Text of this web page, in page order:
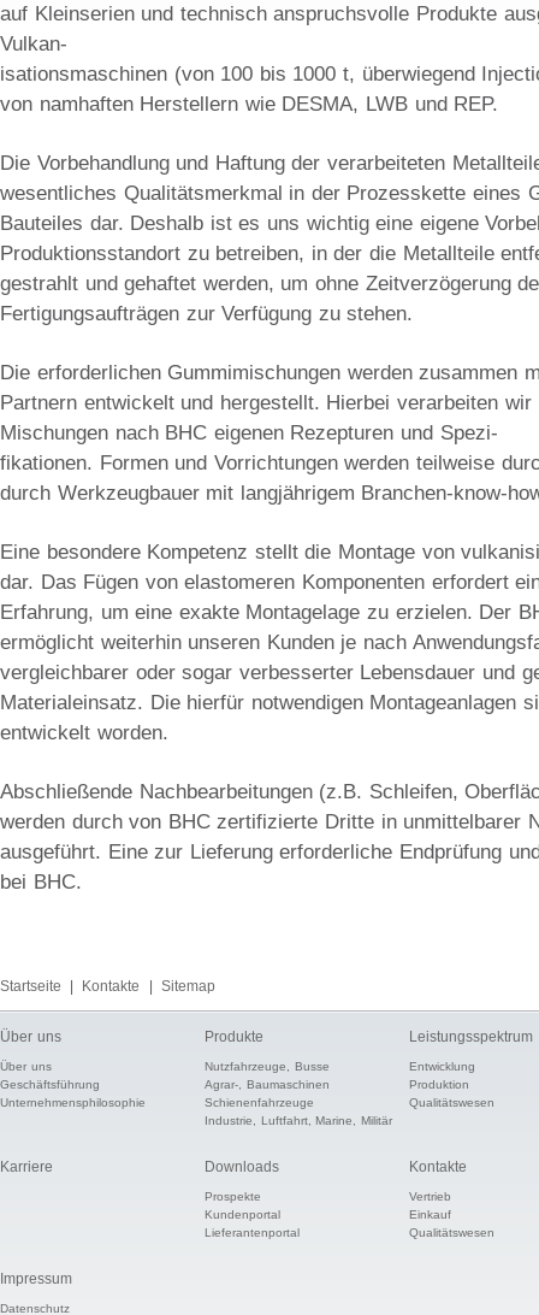
auf Kleinserien und technisch anspruchsvolle Produkte
Vulkan-
isationsmaschinen (von 100 bis 1000 t, überwiegend
von namhaften Herstellern wie DESMA, LWB und REP.
Die Vorbehandlung und Haftung der verarbeiteten
wesentliches Qualitätsmerkmal in der Prozesskette eines
Bauteiles dar. Deshalb ist es uns wichtig eine eigene
Produktionsstandort zu betreiben, in der die Metallteile
gestrahlt und gehaftet werden, um ohne Zeitverzögerung
Fertigungsaufträgen zur Verfügung zu stehen.
Die erforderlichen Gummimischungen werden zusammen
Partnern entwickelt und hergestellt. Hierbei verarbeiten wir
Mischungen nach BHC eigenen Rezepturen und Spezi-
fikationen. Formen und Vorrichtungen werden teilweise
durch Werkzeugbauer mit langjährigem Bran­chen-­k­now­-
Eine besondere Kompetenz stellt die Montage von
dar. Das Fügen von elastomeren Komponenten erfordert
Erfahrung, um eine exakte Montagelage zu erzielen. Der
ermöglicht weiterhin unseren Kunden je nach
vergleichbarer oder sogar verbesserter Lebensdauer und
Materialeinsatz. Die hierfür notwendigen Montageanlagen
entwickelt worden.
Abschließende Nachbearbeitungen (z.B. Schleifen,
werden durch von BHC zertifizierte Dritte in unmittelbarer
ausgeführt. Eine zur Lieferung erforderliche Endprüfung
bei BHC.
Startseite Kontakte Sitemap
Über uns
Über uns
Geschäftsführung
Unternehmensphilosophie
Produkte
Nutzfahrzeuge, Busse
Agrar-, Baumaschinen
Schienenfahrzeuge
Industrie, Luftfahrt, Marine, Militär
Leistungsspektrum
Entwicklung
Produktion
Qualitätswesen
Karriere Downloads
Prospekte
Kundenportal
Lieferantenportal
Kontakte
Vertrieb
Einkauf
Qualitätswesen
Impressum
Datenschutz